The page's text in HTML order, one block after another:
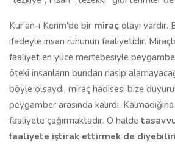
Kur'an-ı Kerim'de bir miraç olayı
ifadeyle insan ruhunun faaliyetidir.
faaliyet en yüce mertebesiyle
öteki insanların bundan nasip
böyle olsaydı, miraç hadisesi bize
peygamber arasında kalırdı.
faaliyete çağırmaktadır. O halde
faaliyete iştirak ettirmek de